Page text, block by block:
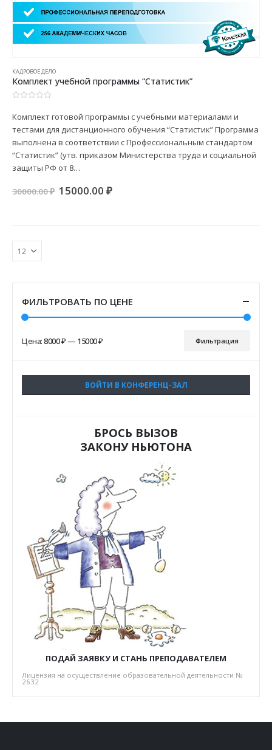
КАДРОВОЕ ДЕЛО
Комплект учебной программы “Статистик”
Комплект готовой программы с учебными материалами и
тестами для дистанционного обучения “Статистик” Программа
выполнена в соответствии с Профессиональным стандартом
“Статистик” (утв. приказом Министерства труда и социальной
защиты РФ от 8…
30000.00₽ Первоначальная
15000.00 ₽Текущая
ФИЛЬТРОВАТЬ ПО ЦЕНЕ
Минимальная
Максимальная
Фильтрация
Цена:8000 ₽ — 15000 ₽
ВОЙТИ В КОНФЕРЕНЦ-ЗАЛ
БРОСЬ ВЫЗОВ
ЗАКОНУ НЬЮТОНА
ПОДАЙ ЗАЯВКУ И СТАНЬ ПРЕПОДАВАТЕЛЕМ
Лицензия на осуществление образовательной деятельности №
2632